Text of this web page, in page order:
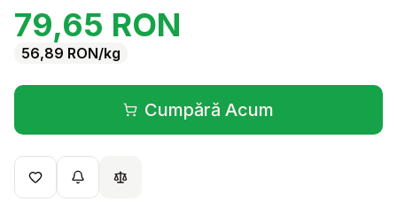
79,65 RON
56,89 RON/kg
Cumpără Acum
(se deschide într-o filă